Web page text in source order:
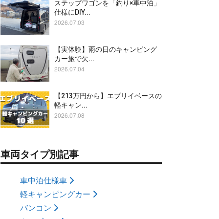
ステップワゴンを「釣り×車中泊」
仕様にDIY...
2026.07.03
【実体験】雨の日のキャンピング
カー旅で欠...
2026.07.04
【213万円から】エブリイベースの
軽キャン...
2026.07.08
車両タイプ別記事
車中泊仕様車
軽キャンピングカー
バンコン